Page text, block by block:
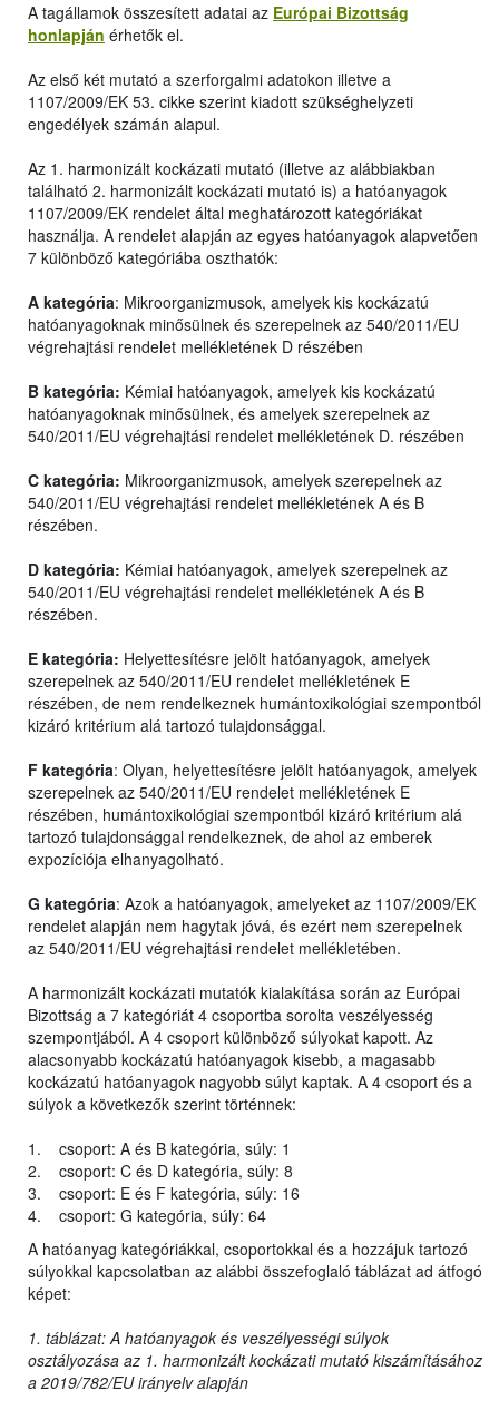
A tagállamok összesített adatai az Európai Bizottság
honlapján érhetők el.
Az első két mutató a szerforgalmi adatokon illetve a
1107/2009/EK 53. cikke szerint kiadott szükséghelyzeti
engedélyek számán alapul.
Az 1. harmonizált kockázati mutató (illetve az alábbiakban
található 2. harmonizált kockázati mutató is) a hatóanyagok
1107/2009/EK rendelet által meghatározott kategóriákat
használja. A rendelet alapján az egyes hatóanyagok alapvetően
7 különböző kategóriába oszthatók:
A kategória: Mikroorganizmusok, amelyek kis kockázatú
hatóanyagoknak minősülnek és szerepelnek az 540/2011/EU
végrehajtási rendelet mellékletének D részében
B kategória: Kémiai hatóanyagok, amelyek kis kockázatú
hatóanyagoknak minősülnek, és amelyek szerepelnek az
540/2011/EU végrehajtási rendelet mellékletének D. részében
C kategória: Mikroorganizmusok, amelyek szerepelnek az
540/2011/EU végrehajtási rendelet mellékletének A és B
részében.
D kategória: Kémiai hatóanyagok, amelyek szerepelnek az
540/2011/EU végrehajtási rendelet mellékletének A és B
részében.
E kategória: Helyettesítésre jelölt hatóanyagok, amelyek
szerepelnek az 540/2011/EU rendelet mellékletének E
részében, de nem rendelkeznek humántoxikológiai szempontból
kizáró kritérium alá tartozó tulajdonsággal.
F kategória: Olyan, helyettesítésre jelölt hatóanyagok, amelyek
szerepelnek az 540/2011/EU rendelet mellékletének E
részében, humántoxikológiai szempontból kizáró kritérium alá
tartozó tulajdonsággal rendelkeznek, de ahol az emberek
expozíciója elhanyagolható.
G kategória: Azok a hatóanyagok, amelyeket az 1107/2009/EK
rendelet alapján nem hagytak jóvá, és ezért nem szerepelnek
az 540/2011/EU végrehajtási rendelet mellékletében.
A harmonizált kockázati mutatók kialakítása során az Európai
Bizottság a 7 kategóriát 4 csoportba sorolta veszélyesség
szempontjából. A 4 csoport különböző súlyokat kapott. Az
alacsonyabb kockázatú hatóanyagok kisebb, a magasabb
kockázatú hatóanyagok nagyobb súlyt kaptak. A 4 csoport és a
súlyok a következők szerint történnek:
1. csoport: A és B kategória, súly: 1
2. csoport: C és D kategória, súly: 8
3. csoport: E és F kategória, súly: 16
4. csoport: G kategória, súly: 64
A hatóanyag kategóriákkal, csoportokkal és a hozzájuk tartozó
súlyokkal kapcsolatban az alábbi összefoglaló táblázat ad átfogó
képet:
1. táblázat: A hatóanyagok és veszélyességi súlyok
osztályozása az 1. harmonizált kockázati mutató kiszámításához
a 2019/782/EU irányelv alapján